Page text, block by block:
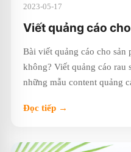
2023-05-17
Viết quảng cáo
Bài viết quảng cáo cho sản
không? Viết quảng cáo rau
những mẫu content quảng
Đọc tiếp →